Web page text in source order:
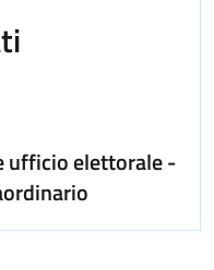
ufficio elettorale -